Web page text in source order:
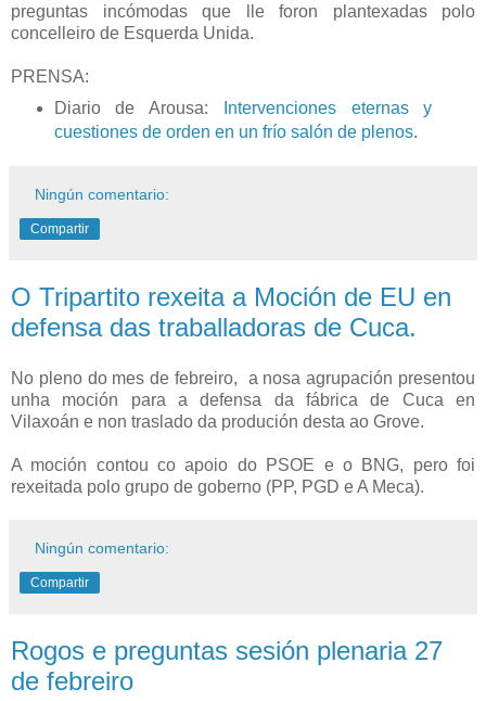
preguntas incómodas que lle foron plantexadas polo
concelleiro de Esquerda Unida.
PRENSA:
Diario de Arousa:
Intervenciones eternas y
cuestiones de orden en un frío salón de plenos.
Ningún comentario:
Compartir
O Tripartito rexeita a Moción de EU en
defensa das traballadoras de Cuca.
No pleno do mes de febreiro, a nosa agrupación presentou
unha moción para a defensa da fábrica de Cuca en
Vilaxoán e non traslado da produción desta ao Grove.
A moción contou co apoio do PSOE e o BNG, pero foi
rexeitada polo grupo de goberno (PP, PGD e A Meca).
Ningún comentario:
Compartir
Rogos e preguntas sesión plenaria 27
de febreiro